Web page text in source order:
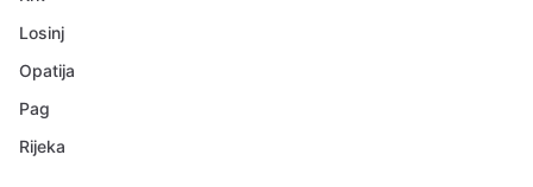
Losinj
Opatija
Pag
Rijeka